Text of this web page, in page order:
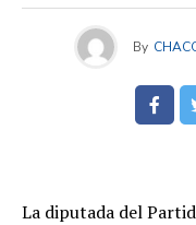
By
La diputada del